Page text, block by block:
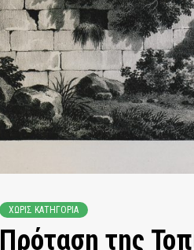
ΧΩΡΊΣ ΚΑΤΗΓΟΡΊΑ
Πρόταση της